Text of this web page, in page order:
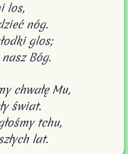
los,
nóg.
glos;
Bóg.
chwałę Mu,
świat.
tchu,
lat.